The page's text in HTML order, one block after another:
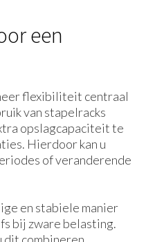
een
flexibiliteit centraal
van stapelracks
opslagcapaciteit te
Hierdoor kan u
of veranderende
en stabiele manier
bij zware belasting.